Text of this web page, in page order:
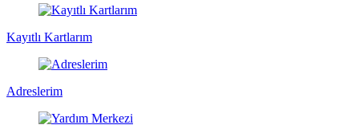
Kayıtlı Kartlarım
Adreslerim